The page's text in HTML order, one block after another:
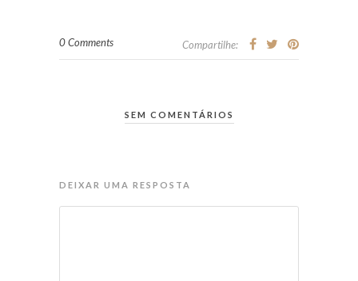
0 Comments Compartilhe:
SEM COMENTÁRIOS
DEIXAR UMA RESPOSTA